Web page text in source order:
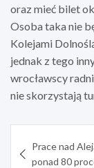
oraz mieć bilet
Osoba taka nie
Kolejami
jednak z tego
wrocławscy
nie skorzystają
wpisu
Prace nad
ponad 80